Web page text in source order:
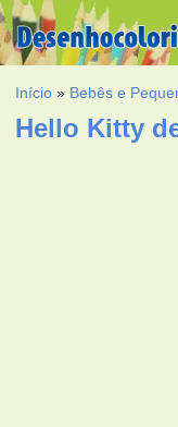
Início » Bebês e
Hello Kitty